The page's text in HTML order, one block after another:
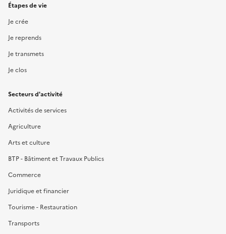
Étapes de vie
Je crée
Je reprends
Je transmets
Je clos
Secteurs d'activité
Activités de services
Agriculture
Arts et culture
BTP - Bâtiment et Travaux Publics
Commerce
Juridique et financier
Tourisme - Restauration
Transports